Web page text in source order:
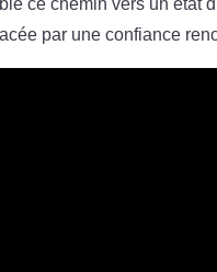
ce chemin vers un état
par une confiance